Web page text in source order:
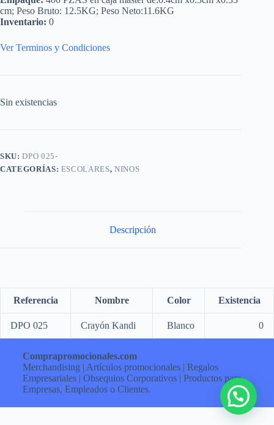
cm; Peso Bruto: 12.5KG; Peso Neto:11.6KG
Inventario: 0
Ver Terminos y Condiciones
Sin existencias
SKU:DPO 025-
CATEGORÍAS: ESCOLARES, NINOS
Descripción
Referencia Nombre Color Existencia
DPO 025 Crayón Kandi Blanco 0
Comprapromocionales.com
Merchandising | Artículos promocionales | Regalos
Empresariales | Obsequios Corporativos | Productos para
Empresas, Empleados o Clientes.